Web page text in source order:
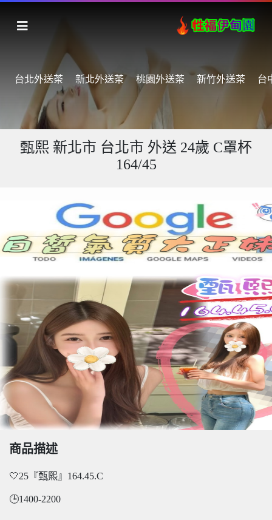
台北外送茶 新北外送茶 桃園外送茶 新竹外送茶 台
甄熙 新北市 台北市 外送 24歲 C罩杯
164/45
商品描述
🤍25『甄熙』164.45.C
🕒1400-2200